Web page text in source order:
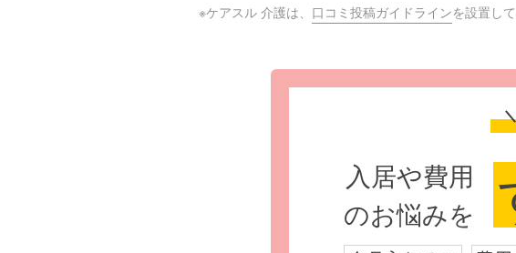
※ケアスル 介護は、 口コミ投稿ガイドラインを設置し
入居や費用
のお悩みを